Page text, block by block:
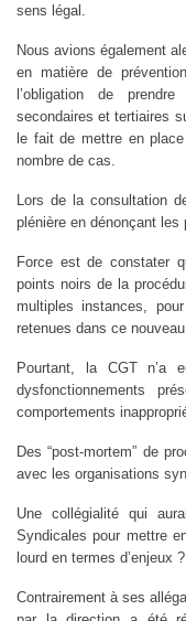
sens légal.
Nous avions également
en matière de
l’obligation de
secondaires et tertiaires
le fait de mettre en
nombre de cas.
Lors de la consultation
plénière en dénonçant les
Force est de constater
points noirs de la
multiples instances,
retenues dans ce nouveau
Pourtant, la CGT n’a
dysfonctionnements
comportements
Des “post-mortem” de
avec les organisations
Une collégialité qui
Syndicales pour mettre
lourd en termes
Contrairement à ses